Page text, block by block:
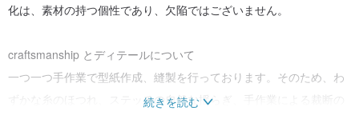
化は、素材の持つ個性であり、欠陥ではございません。
craftsmanship とディテールについて
一つ一つ手作業で型紙作成、縫製を行っております。そのため、わ
ずかな糸のほつれ、ステッチの自然な揺らぎ、手作業による裁断の
続きを読む